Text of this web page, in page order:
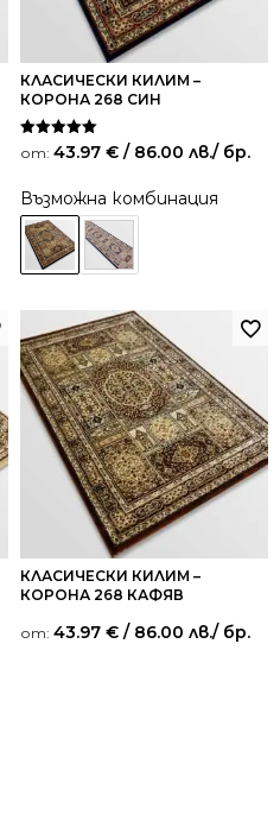
КЛАСИЧЕСКИ КИЛИМ –
КОРОНА 268 СИН
Оценено на
5.00
от: 43.97 € / 86.00 лв./ бр.
Възможна комбинация
КЛАСИЧЕСКИ КИЛИМ –
КОРОНА 268 КАФЯВ
от: 43.97 € / 86.00 лв./ бр.